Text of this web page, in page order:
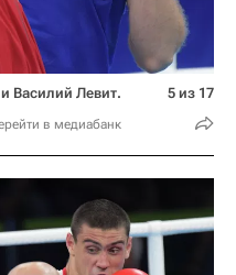
Василий Левит.
в медиабанк
5 из 17